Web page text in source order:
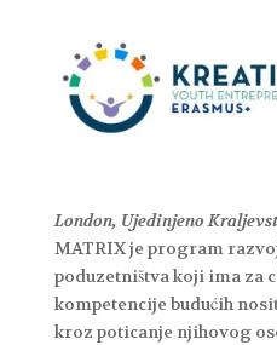
London, Ujedinjeno
MATRIX je program
poduzetništva koji ima za
kompetencije budućih
kroz poticanje njihovog